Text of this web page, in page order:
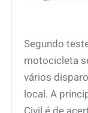
Segundo
motocicleta
vários
local. A
Civil é de